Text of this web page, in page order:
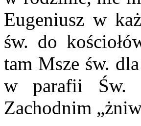
Eugeniusz w
św. do
tam Msze św.
w parafii Św.
Zachodnim